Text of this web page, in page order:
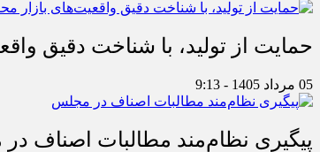
حمایت از تولید، با شناخت دقیق
05 مرداد 1405 - 9:13
پیگیری نظام‌مند مطالبات اصناف